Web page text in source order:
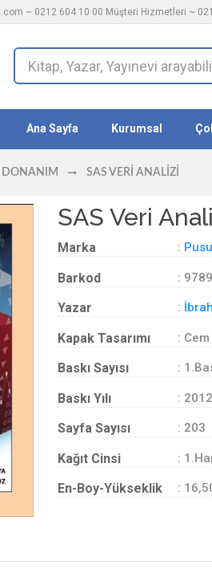
~ 0212 604 10 00 Müşteri Hizmetleri ~
Ana Sayfa Kurumsal
DONANIM SAS VERI ANALIZI
SAS Veri
Marka :
Barkod :
Yazar :
Kapak Tasarımı :
Baskı Sayısı :
Baskı Yılı : 2012
Sayfa Sayısı : 203
Kağıt Cinsi :
En-Boy-Yükseklik :